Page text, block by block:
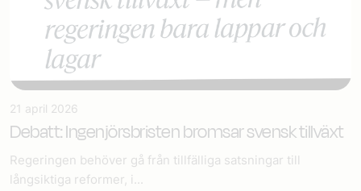
21 april 2026
Debatt: Ingenjörsbristen bromsar svensk tillväxt
Regeringen behöver gå från tillfälliga satsningar till
långsiktiga reformer, i...